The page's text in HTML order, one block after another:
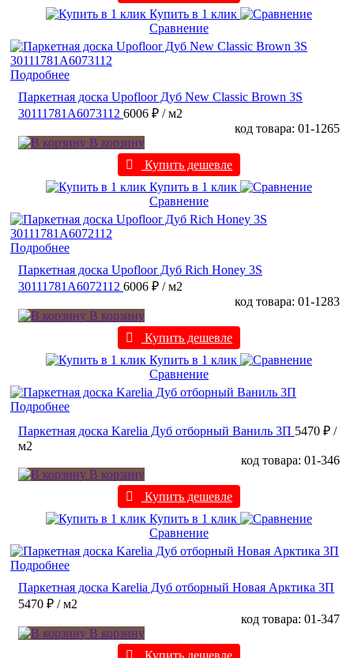
Купить в 1 клик
Сравнение
Подробнее
Паркетная доска Upofloor Дуб New Classic Brown 3S
30111781A6073112 6006 ₽ / м2
код товара: 01-1265
В корзину
Купить дешевле
Купить в 1 клик
Сравнение
Подробнее
Паркетная доска Upofloor Дуб Rich Honey 3S
30111781A6072112 6006 ₽ / м2
код товара: 01-1283
В корзину
Купить дешевле
Купить в 1 клик
Сравнение
Подробнее
Паркетная доска Karelia Дуб отборный Ваниль 3П 5470 ₽ /
м2
код товара: 01-346
В корзину
Купить дешевле
Купить в 1 клик
Сравнение
Подробнее
Паркетная доска Karelia Дуб отборный Новая Арктика 3П
5470 ₽ / м2
код товара: 01-347
В корзину